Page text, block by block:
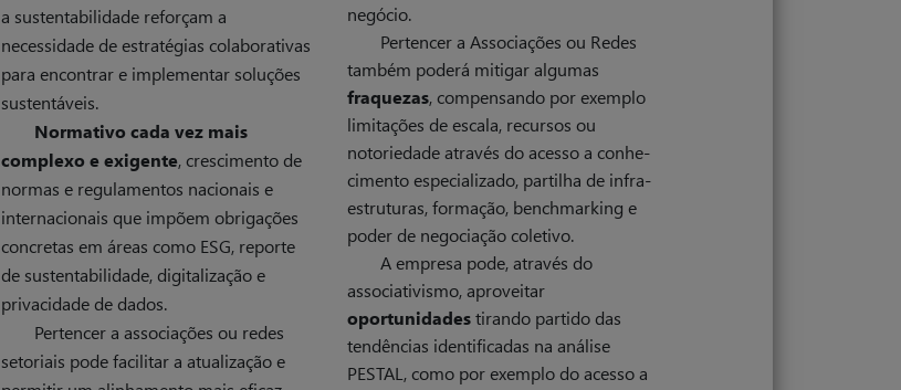
a sustentabilidade reforçam a
necessidade de estratégias colaborativas
para encontrar e implementar soluções
sustentáveis.
Normativo cada vez mais
complexo e exigente, crescimento de
normas e regulamentos nacionais e
internacionais que impõem obrigações
concretas em áreas como ESG, reporte
de sustentabilidade, digitalização e
privacidade de dados.
Pertencer a associações ou redes
setoriais pode facilitar a atualização e
negócio.
Pertencer a Associações ou Redes
também poderá mitigar algumas
fraquezas, compensando por exemplo
limitações de escala, recursos ou
notoriedade através do acesso a conhe­
cimento especializado, partilha de infra­
estruturas, formação, benchmarking e
poder de negociação coletivo.
A empresa pode, através do
associativismo, aproveitar
oportunidadestirando partido das
tendências identificadas na análise
PESTAL, como por exemplo do acesso a